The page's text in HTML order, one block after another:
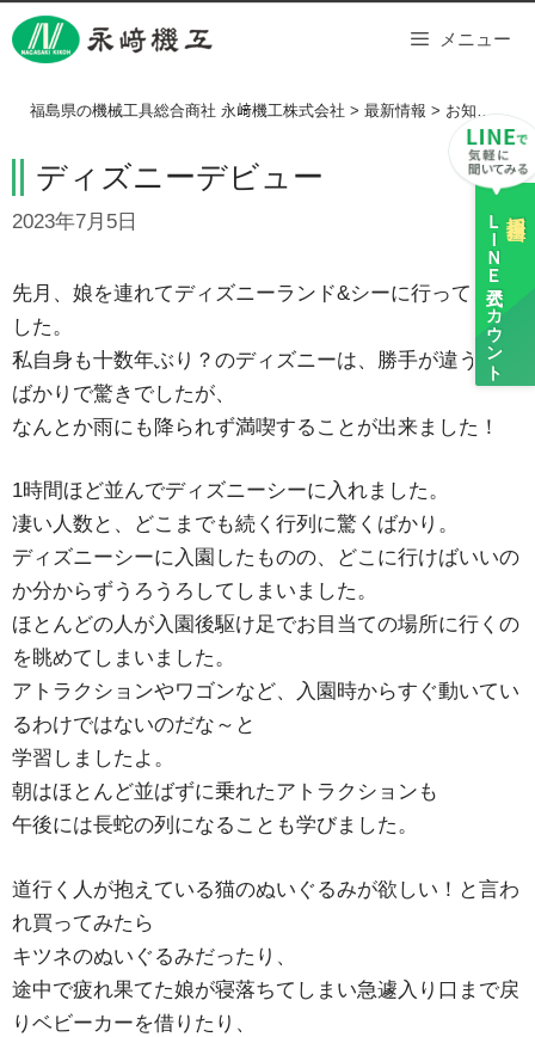
Skip
to
ＬＩＮＥ
公式アカウント
メニュー
福島県の機械工具総合商社 永﨑機工株式会社 > 最新情報 > お知らせ >
ディズニーデビュー
2023年7月5日
先月、娘を連れてディズニーランド&シーに行ってきま
した。
私自身も十数年ぶり？のディズニーは、勝手が違うこと
ばかりで驚きでしたが、
なんとか雨にも降られず満喫することが出来ました！
1時間ほど並んでディズニーシーに入れました。
凄い人数と、どこまでも続く行列に驚くばかり。
ディズニーシーに入園したものの、どこに行けばいいの
か分からずうろうろしてしまいました。
ほとんどの人が入園後駆け足でお目当ての場所に行くの
を眺めてしまいました。
アトラクションやワゴンなど、入園時からすぐ動いてい
るわけではないのだな～と
学習しましたよ。
朝はほとんど並ばずに乗れたアトラクションも
午後には長蛇の列になることも学びました。
道行く人が抱えている猫のぬいぐるみが欲しい！と言わ
れ買ってみたら
キツネのぬいぐるみだったり、
途中で疲れ果てた娘が寝落ちてしまい急遽入り口まで戻
りベビーカーを借りたり、